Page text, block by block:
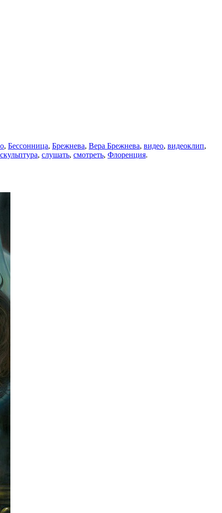
, Бессонница, Брежнева, Вера Брежнева, видео, видеоклип,
скульптура, слушать, смотреть, Флоренция.